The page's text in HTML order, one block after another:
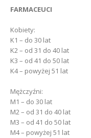
FARMACEUCI
Kobiety:
K1 – do 30 lat
K2 – od 31 do 40 lat
K3 – od 41 do 50 lat
K4 – powyżej 51 lat
Mężczyźni:
M1 – do 30 lat
M2 – od 31 do 40 lat
M3 – od 41 do 50 lat
M4 – powyżej 51 lat